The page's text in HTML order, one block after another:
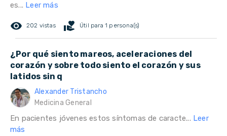
es... Leer más
remove_red_eye 202 vistas volunteer_activism Útil para 1 persona(s)
¿Por qué siento mareos, aceleraciones del
corazón y sobre todo siento el corazón y sus
latidos sin q
Alexander Tristancho
Medicina General
En pacientes jóvenes estos síntomas de caracte... Leer
más